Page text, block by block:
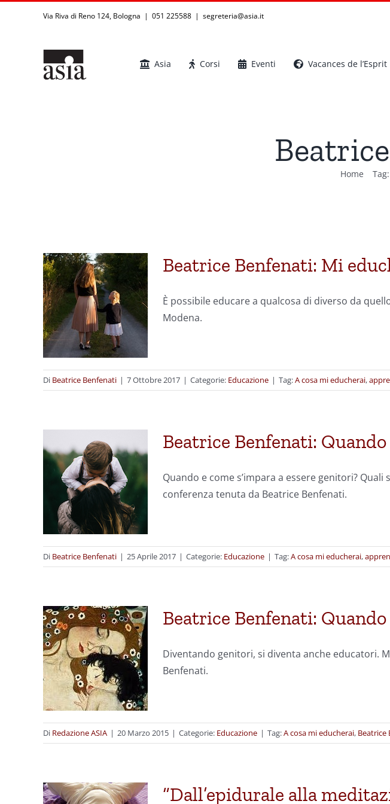
Via Riva di Reno 124, Bologna | 051 225588 | segreteria@asia.it
Asia Corsi Eventi Vacances de l’Esprit
Home Tag:
Beatrice Benfenati: Mi
È possibile educare a qualcosa di diverso da
Modena.
Di Beatrice Benfenati | 7 Ottobre 2017 | Categorie: Educazione | Tag:A cosa mi educherai,
Beatrice Benfenati:
Quando e come s’impara a essere genitori?
conferenza tenuta da Beatrice Benfenati.
Di Beatrice Benfenati | 25 Aprile 2017 | Categorie: Educazione | Tag:A cosa mi educherai,
Beatrice Benfenati:
Diventando genitori, si diventa anche educatori.
Benfenati.
Di Redazione ASIA | 20 Marzo 2015 | Categorie: Educazione | Tag:A cosa mi educherai, Beatrice
“Dall’epidurale alla